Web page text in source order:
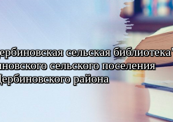
сельская
сельского поселения
района